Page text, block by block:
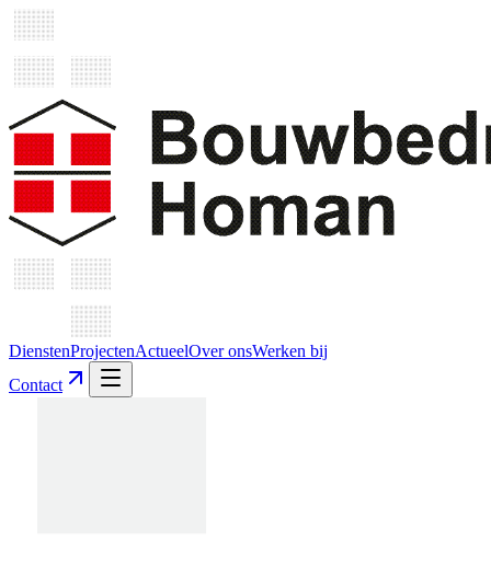
DienstenProjectenActueelOver onsWerken bij
Contact